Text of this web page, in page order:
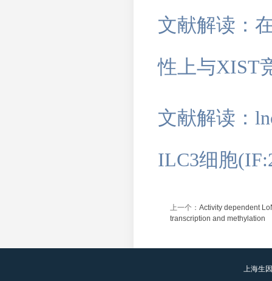
文献解读：
性上与XIST
文献解读：
ILC3细胞
上一个： Activity dependent
transcription and methylation
上海生